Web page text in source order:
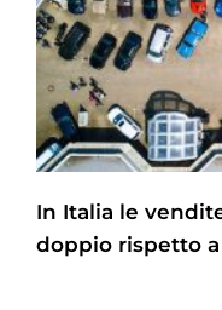
In Italia le
doppio rispetto